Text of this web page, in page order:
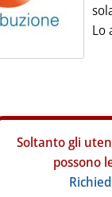
Lo
Soltanto gli
possono